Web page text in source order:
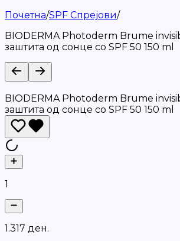
Почетна/SPF Спрејови/
BIODERMA Photoderm Brume
заштита од сонце со SPF 50 150 ml
BIODERMA Photoderm Brume
заштита од сонце со SPF 50 150 ml
1
1.317 ден.